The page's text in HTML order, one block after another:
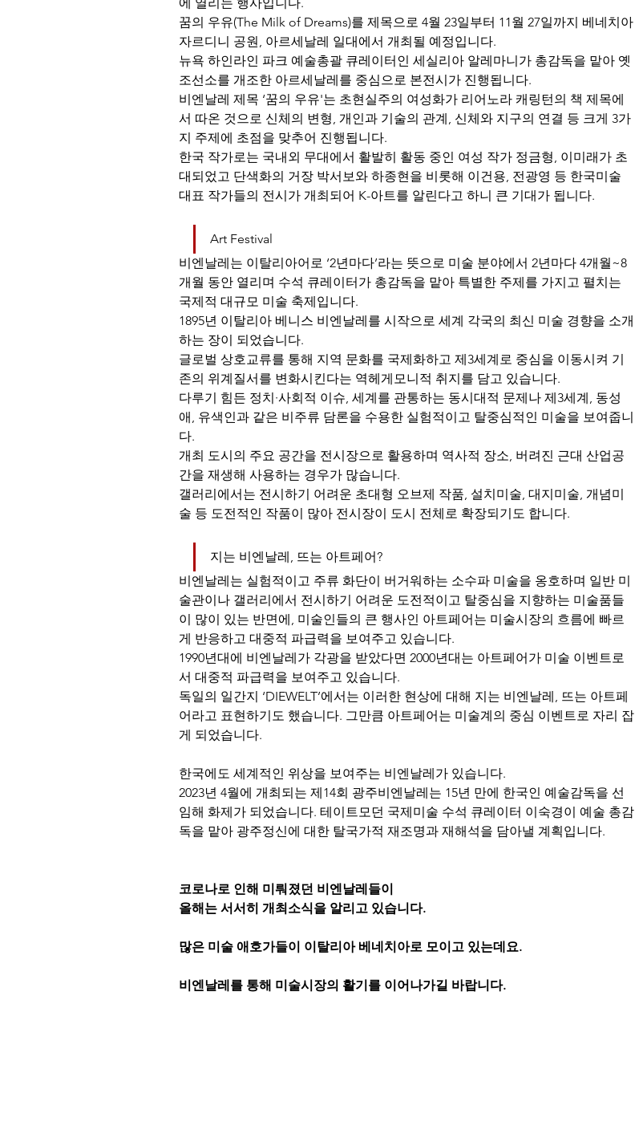
꿈의 우유(The Milk of Dreams)를 제목으로 4월 23일부터 11월 27일까지 베네치아
자르디니 공원, 아르세날레 일대에서 개최될 예정입니다.
뉴욕 하인라인 파크 예술총괄 큐레이터인 세실리아 알레마니가 총감독을 맡아 옛
조선소를 개조한 아르세날레를 중심으로 본전시가 진행됩니다.
비엔날레 제목 ‘꿈의 우유'는 초현실주의 여성화가 리어노라 캐링턴의 책 제목에
서 따온 것으로 신체의 변형, 개인과 기술의 관계, 신체와 지구의 연결 등 크게 3가
지 주제에 초점을 맞추어 진행됩니다.
한국 작가로는 국내외 무대에서 활발히 활동 중인 여성 작가 정금형, 이미래가 초
대되었고 단색화의 거장 박서보와 하종현을 비롯해 이건용, 전광영 등 한국미술
대표 작가들의 전시가 개최되어 K-아트를 알린다고 하니 큰 기대가 됩니다.
Art Festival
비엔날레는 이탈리아어로 ‘2년마다’라는 뜻으로 미술 분야에서 2년마다 4개월~8
개월 동안 열리며 수석 큐레이터가 총감독을 맡아 특별한 주제를 가지고 펼치는
국제적 대규모 미술 축제입니다.
1895년 이탈리아 베니스 비엔날레를 시작으로 세계 각국의 최신 미술 경향을 소개
하는 장이 되었습니다.
글로벌 상호교류를 통해 지역 문화를 국제화하고 제3세계로 중심을 이동시켜 기
존의 위계질서를 변화시킨다는 역헤게모니적 취지를 담고 있습니다.
다루기 힘든 정치·사회적 이슈, 세계를 관통하는 동시대적 문제나 제3세계, 동성
애, 유색인과 같은 비주류 담론을 수용한 실험적이고 탈중심적인 미술을 보여줍니
다.
개최 도시의 주요 공간을 전시장으로 활용하며 역사적 장소, 버려진 근대 산업공
간을 재생해 사용하는 경우가 많습니다.
갤러리에서는 전시하기 어려운 초대형 오브제 작품, 설치미술, 대지미술, 개념미
술 등 도전적인 작품이 많아 전시장이 도시 전체로 확장되기도 합니다.
지는 비엔날레, 뜨는 아트페어?
비엔날레는 실험적이고 주류 화단이 버거워하는 소수파 미술을 옹호하며 일반 미
술관이나 갤러리에서 전시하기 어려운 도전적이고 탈중심을 지향하는 미술품들
이 많이 있는 반면에, 미술인들의 큰 행사인 아트페어는 미술시장의 흐름에 빠르
게 반응하고 대중적 파급력을 보여주고 있습니다.
1990년대에 비엔날레가 각광을 받았다면 2000년대는 아트페어가 미술 이벤트로
서 대중적 파급력을 보여주고 있습니다.
독일의 일간지 ‘DIEWELT’에서는 이러한 현상에 대해 지는 비엔날레, 뜨는 아트페
어라고 표현하기도 했습니다. 그만큼 아트페어는 미술계의 중심 이벤트로 자리 잡
게 되었습니다.
한국에도 세계적인 위상을 보여주는 비엔날레가 있습니다.
2023년 4월에 개최되는 제14회 광주비엔날레는 15년 만에 한국인 예술감독을 선
임해 화제가 되었습니다. 테이트모던 국제미술 수석 큐레이터 이숙경이 예술 총감
독을 맡아 광주정신에 대한 탈국가적 재조명과 재해석을 담아낼 계획입니다.
코로나로 인해 미뤄졌던 비엔날레들이
올해는 서서히 개최소식을 알리고 있습니다.
많은 미술 애호가들이 이탈리아 베네치아로 모이고 있는데요.
비엔날레를 통해 미술시장의 활기를 이어나가길 바랍니다.